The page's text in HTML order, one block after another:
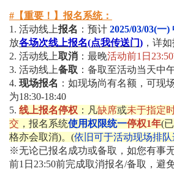
#【重要！】报名系统：
1. 活动线上报名 ：预计 2025/03/03(一)
放各场次线上报名(点我传送门) ，详
2. 活动线上取消 ：最晚活动前1日
3. 活动线上备取 ：备取至活动当天中
4. 现场报名 ：如现场尚有名额，可现
为18:30-18:40
5. 线上报名停权 ：凡缺席或未于指定
交 ，报名系统使用权限统一停权1年(
格亦会取消)。 (依旧可于活动现场排队
※无论已报名成功或备取，如您有事
前1日23:50前完成取消报名/备取，避